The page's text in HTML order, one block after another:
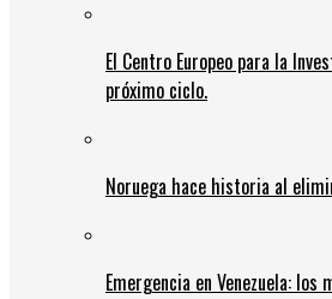
El Centro Europeo para la
próximo ciclo.
Noruega hace historia al
Emergencia en Venezuela: